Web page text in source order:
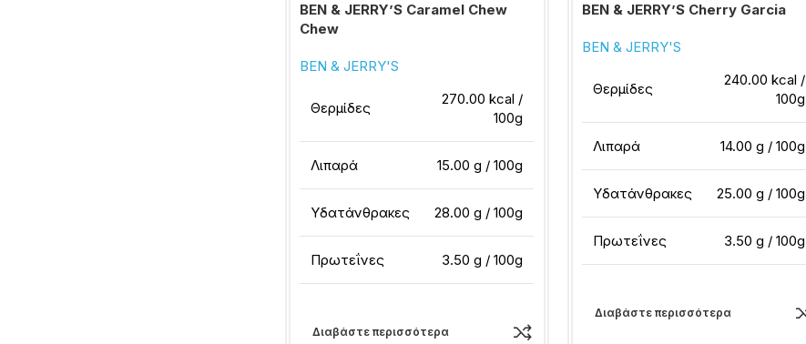
BEN & JERRY’S Caramel Chew
Chew
BEN & JERRY'S
Θερμίδες
270.00 kcal /
100g
Λιπαρά 15.00 g / 100g
Υδατάνθρακες 28.00 g / 100g
Πρωτεΐνες 3.50 g / 100g
Διαβάστε περισσότερα
BEN & JERRY’S Cherry Garcia
BEN & JERRY'S
Θερμίδες
240.00 kcal /
100g
Λιπαρά 14.00 g / 100g
Υδατάνθρακες 25.00 g / 100g
Πρωτεΐνες 3.50 g / 100g
Διαβάστε περισσότερα